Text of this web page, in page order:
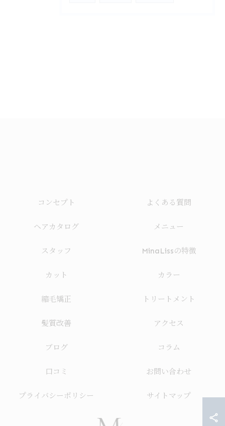
コンセプト よくある質問
ヘアカタログ メニュー
スタッフ MinaLissの特徴
カット カラー
縮毛矯正 トリートメント
髪質改善 アクセス
ブログ コラム
口コミ お問い合わせ
プライバシーポリシー サイトマップ